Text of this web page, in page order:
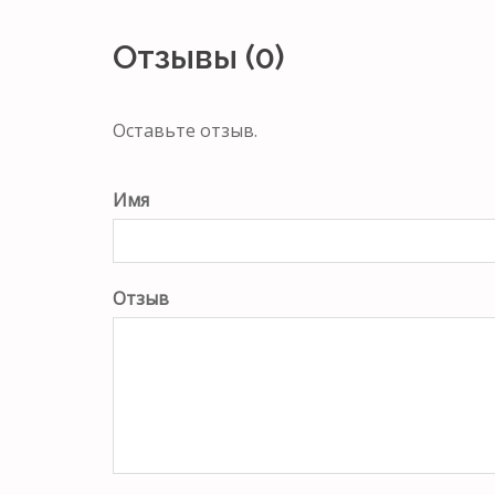
Отзывы (0)
Оставьте отзыв.
Имя
Отзыв